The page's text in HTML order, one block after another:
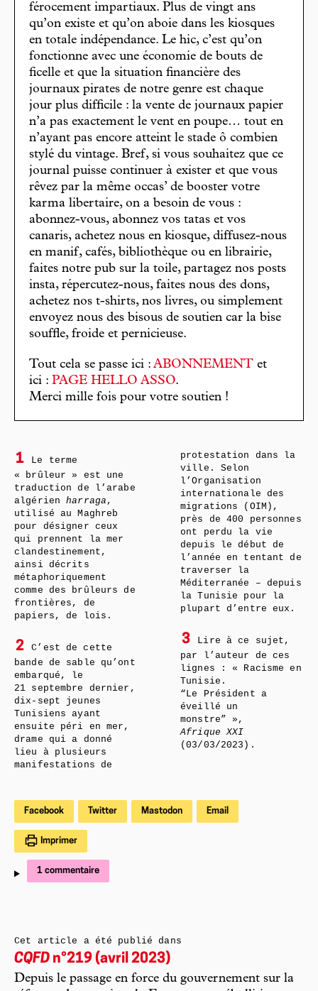
férocement impartiaux. Plus de vingt ans
qu’on existe et qu’on aboie dans les kiosques
en totale indépendance. Le hic, c’est qu’on
fonctionne avec une économie de bouts de
ficelle et que la situation financière des
journaux pirates de notre genre est chaque
jour plus difficile : la vente de journaux papier
n’a pas exactement le vent en poupe… tout en
n’ayant pas encore atteint le stade ô combien
stylé du vintage. Bref, si vous souhaitez que ce
journal puisse continuer à exister et que vous
rêvez par la même occas’ de booster votre
karma libertaire, on a besoin de vous :
abonnez-vous, abonnez vos tatas et vos
canaris, achetez nous en kiosque, diffusez-nous
en manif, cafés, bibliothèque ou en librairie,
faites notre pub sur la toile, partagez nos posts
insta, répercutez-nous, faites nous des dons,
achetez nos t-shirts, nos livres, ou simplement
envoyez nous des bisous de soutien car la bise
souffle, froide et pernicieuse.
Tout cela se passe ici : ABONNEMENT et
ici : PAGE HELLO ASSO.
Merci mille fois pour votre soutien !
1
Le terme
« brûleur » est une
traduction de l’arabe
algérienharraga ,
utilisé au Maghreb
pour désigner ceux
qui prennent la mer
clandestinement,
ainsi décrits
métaphoriquement
comme des brûleurs de
frontières, de
papiers, de lois.
2
C’est de cette
bande de sable qu’ont
embarqué, le
21 septembre dernier,
dix-sept jeunes
Tunisiens ayant
ensuite péri en mer,
drame qui a donné
lieu à plusieurs
manifestations de
protestation dans la
ville. Selon
l’Organisation
internationale des
migrations (OIM),
près de 400 personnes
ont perdu la vie
depuis le début de
l’année en tentant de
traverser la
Méditerranée – depuis
la Tunisie pour la
plupart d’entre eux.
3
Lire à ce sujet,
par l’auteur de ces
lignes : « Racisme en
Tunisie.
“Le Président a
éveillé un
monstre” »,
Afrique XXI
(03/03/2023).
Facebook Twitter Mastodon Email
Imprimer
1 commentaire
Cet article a été publié dans
CQFD n°219 (avril 2023)
Depuis le passage en force du gouvernement sur la